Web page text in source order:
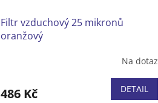
Filtr vzduchový 25 mikronů
oranžový
Na dotaz
486 Kč DETAIL